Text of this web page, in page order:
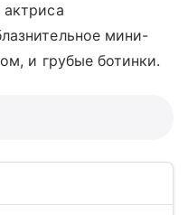
мини-
и грубые ботинки.